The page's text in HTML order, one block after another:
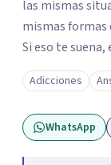
las mismas
mismas formas
Si eso te
Adicciones
WhatsApp